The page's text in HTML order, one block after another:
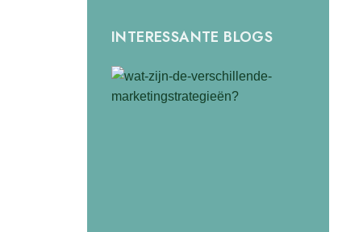
INTERESSANTE BLOGS